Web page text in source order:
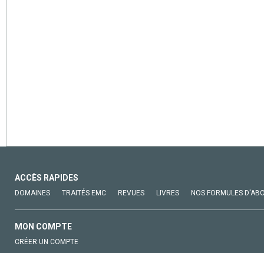
ACCÈS RAPIDES
DOMAINES TRAITÉS EMC REVUES LIVRES NOS FORMULES
MON COMPTE
CRÉER UN COMPTE